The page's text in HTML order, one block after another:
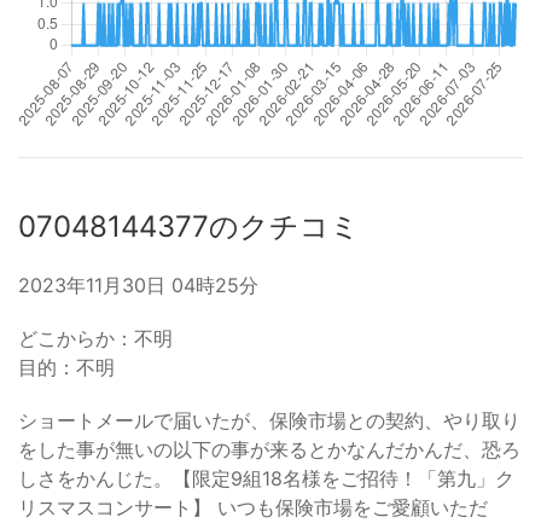
07048144377のクチコミ
2023年11月30日 04時25分
どこからか：不明
目的：不明
ショートメールで届いたが、保険市場との契約、やり取り
をした事が無いの以下の事が来るとかなんだかんだ、恐ろ
しさをかんじた。【限定9組18名様をご招待！「第九」ク
リスマスコンサート】 いつも保険市場をご愛顧いただ